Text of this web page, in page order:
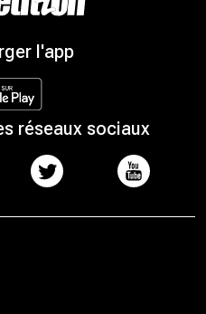
l'app
réseaux sociaux